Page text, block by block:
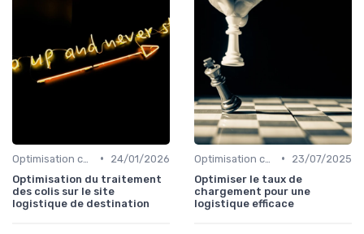
•
24/01/2026
Optimisation du traitement
des colis sur le site
logistique de destination
•
23/07/2025
Optimiser le taux de
chargement pour une
logistique efficace